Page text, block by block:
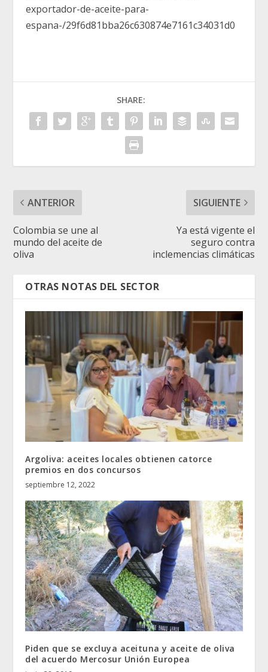
exportador-de-aceite-para-
espana-/29f6d81bba26c630874e7161c34031d0
SHARE:
ANTERIOR
Colombia se une al
mundo del aceite de
oliva
SIGUIENTE
Ya está vigente el
seguro contra
inclemencias climáticas
OTRAS NOTAS DEL SECTOR
Argoliva: aceites locales obtienen catorce
premios en dos concursos
septiembre 12, 2022
Piden que se excluya aceituna y aceite de oliva
del acuerdo Mercosur Unión Europea